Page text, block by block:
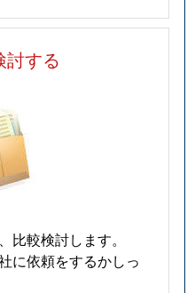
討する
比較検討します。
に依頼をするかしっ